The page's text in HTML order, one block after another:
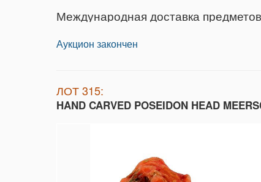
Международная доставка
Аукцион закончен
ЛОТ 315:
HAND CARVED POSEIDON HEAD